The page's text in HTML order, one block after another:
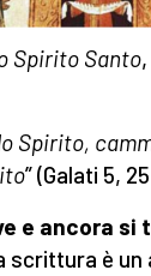
Spirito Santo
Spirito,
” (Galati 5,
e ancora
scrittura è